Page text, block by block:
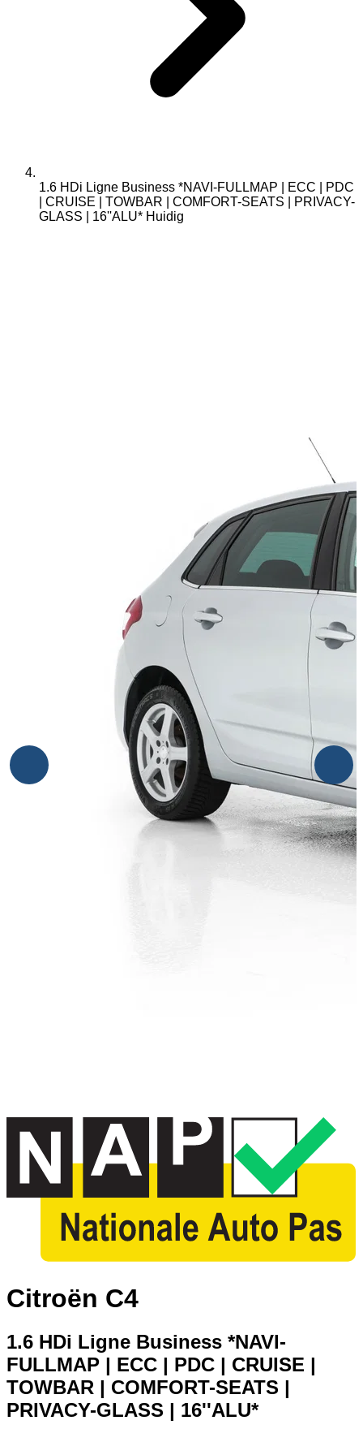
1.6 HDi Ligne Business *NAVI-FULLMAP | ECC | PDC
| CRUISE | TOWBAR | COMFORT-SEATS | PRIVACY-
GLASS | 16''ALU* Huidig
Citroën C4
1.6 HDi Ligne Business *NAVI-
FULLMAP | ECC | PDC | CRUISE |
TOWBAR | COMFORT-SEATS |
PRIVACY-GLASS | 16''ALU*